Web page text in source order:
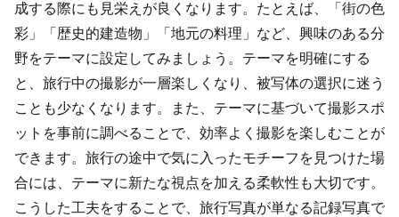
成する際にも見栄えが良くなります。たとえば、「街の色
彩」「歴史的建造物」「地元の料理」など、興味のある分
野をテーマに設定してみましょう。テーマを明確にする
と、旅行中の撮影が一層楽しくなり、被写体の選択に迷う
ことも少なくなります。また、テーマに基づいて撮影スポ
ットを事前に調べることで、効率よく撮影を楽しむことが
できます。旅行の途中で気に入ったモチーフを見つけた場
合には、テーマに新たな視点を加える柔軟性も大切です。
こうした工夫をすることで、旅行写真が単なる記録写真で